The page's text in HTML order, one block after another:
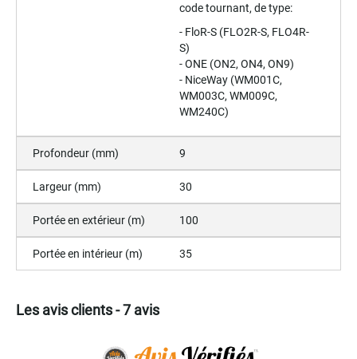
code tournant, de type:
- FloR-S (FLO2R-S, FLO4R-
S)
- ONE (ON2, ON4, ON9)
- NiceWay (WM001C,
WM003C, WM009C,
WM240C)
Profondeur (mm) 9
Largeur (mm) 30
Portée en extérieur (m) 100
Portée en intérieur (m) 35
Les avis clients - 7 avis